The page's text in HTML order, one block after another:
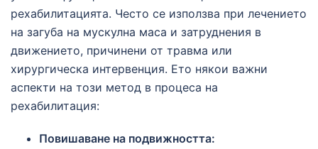
рехабилитацията. Често се използва при лечението
на загуба на мускулна маса и затруднения в
движението, причинени от травма или
хирургическа интервенция. Ето някои важни
аспекти на този метод в процеса на
рехабилитация:
Повишаване на подвижността: